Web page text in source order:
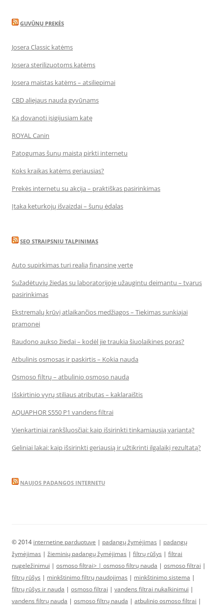
GUVŪNŲ PREKĖS
Josera Classic katėms
Josera sterilizuotoms katėms
Josera maistas katėms – atsiliepimai
CBD aliejaus nauda gyvūnams
Ką dovanoti įsigijusiam katę
ROYAL Canin
Patogumas šunų maistą pirkti internetu
Koks kraikas katėms geriausias?
Prekės internetu su akcija – praktiškas pasirinkimas
Įtaka keturkojų išvaizdai – šunų ėdalas
SEO STRAIPSNIU TALPINIMAS
Auto supirkimas turi realią finansinę vertę
Sužadėtuvių žiedas su laboratorijoje užaugintu deimantu – tvarus
pasirinkimas
Ekstremalų krūvį atlaikančios medžiagos – Tiekimas sunkiajai
pramonei
Raudono aukso žiedai – kodėl jie traukia šiuolaikines poras?
Atbulinis osmosas ir paskirtis – Kokia nauda
Osmoso filtrų – atbulinio osmoso nauda
Išskirtinio vyrų stiliaus atributas – kaklaraištis
AQUAPHOR S550 P1 vandens filtrai
Vienkartiniai rankšluosčiai: kaip išsirinkti tinkamiausią variantą?
Geliniai lakai: kaip išsirinkti geriausią ir užtikrinti ilgalaikį rezultatą?
NAUJOS PADANGOS INTERNETU
© 2014 internetine parduotuve | padangų žymėjimas | padangų
žymėjimas | žieminių padangų žymėjimas | filtrų rūšys | filtrai
nugeležinimui | osmoso filtrai> | osmoso filtrų nauda | osmoso filtrai |
filtrų rūšys | minkštinimo filtrų naudojimas | minkštinimo sistema |
filtrų rūšys ir nauda | osmoso filtrai | vandens filtrai nukalkinimui |
vandens filtrų nauda | osmoso filtrų nauda | atbulinio osmoso filtrai |